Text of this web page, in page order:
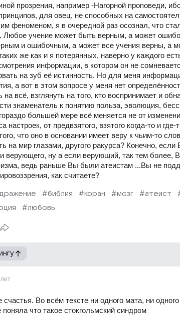
прозрения, например -Нагорной проповеди,
для овец, не способных на
феноменом, я в очередной раз осознал, что
Любое учение может быть верным, а может
и ошибочным, а может все учения верны, а
же как и я потерянных, наверно у каждого
информации, в котором он не
на зуб её истинность. Но для меня
а вот в этом вопросе у меня нет
на всё, взглянуть на того, кто воспринимает и
знаменатель к понятию польза, эволюция,
большей мере всё меняется не от
настроек, от предвзятого, взятого когда-то и
что оно в основании имеет веру к чьим-то
на мир глазами, другого ракурса? Конечно,
верующего, ну а если верующий, так тем более,
ведь раньше Вы были атеистам ...Вы не
как считаете?
#библия #коран #мозг #атеист
#любовь
Во всём тексте ни одного мата, ни
что такое стокгольмский синдром